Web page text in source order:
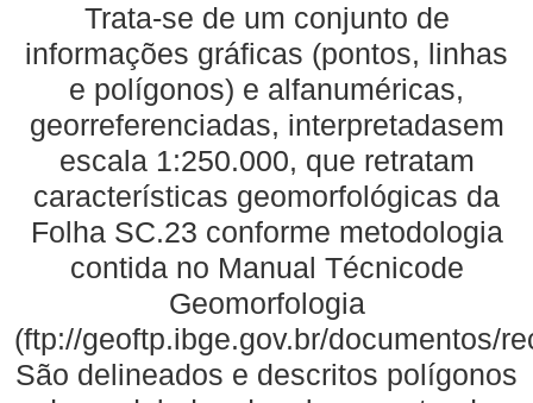
Trata-se de um conjunto de
informações gráficas (pontos, linhas
e polígonos) e alfanuméricas,
georreferenciadas, interpretadasem
escala 1:250.000, que retratam
características geomorfológicas da
Folha SC.23 conforme metodologia
contida no Manual Técnicode
Geomorfologia
(ftp://geoftp.ibge.gov.br/documentos/
São delineados e descritos polígonos